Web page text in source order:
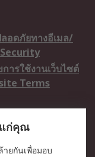
อดภัยทางอีเมล/
การใช้งานเว็บไซต์
Terms
แก่คุณ
ายกันเพื่อมอบ